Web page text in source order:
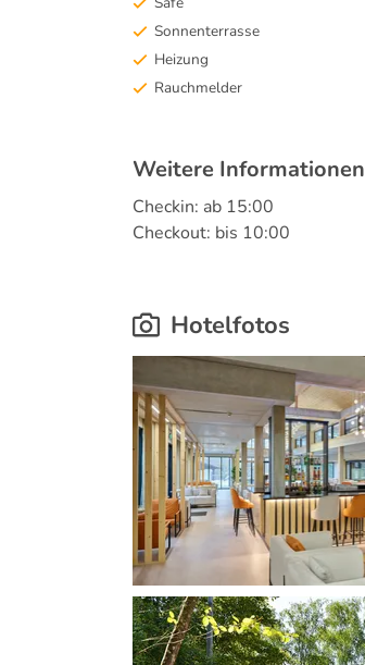
Sonnenterrasse
Heizung
Rauchmelder
Weitere Informationen
Checkin: ab 15:00
Checkout: bis 10:00
Hotelfotos